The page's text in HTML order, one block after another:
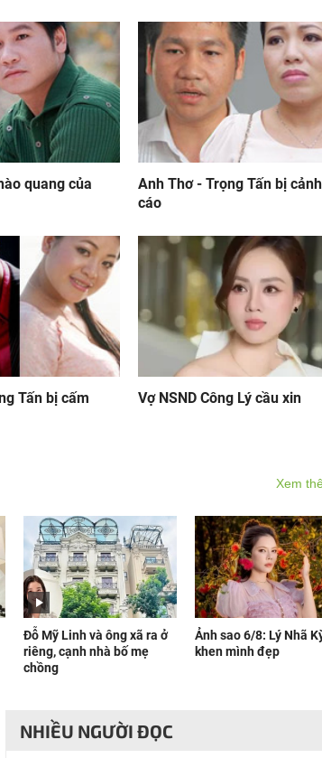
quang của
Anh Thơ - Trọng Tấn bị cảnh
cáo
Tấn bị cấm
Vợ NSND Công Lý cầu xin
Xem
Đỗ Mỹ Linh và ông xã ra ở
riêng, cạnh nhà bố mẹ
chồng
Ảnh sao 6/8: Lý Nhã
khen mình đẹp
NHIỀU NGƯỜI ĐỌC